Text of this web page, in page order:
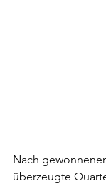
Nach
überzeugte